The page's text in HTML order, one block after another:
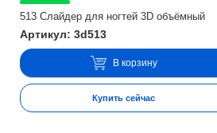
513 Слайдер для ногтей 3D объёмный
Артикул: 3d513
В корзину
Купить сейчас